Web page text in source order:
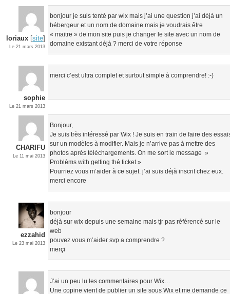
loriaux [site]
Le 21 mars 2013
bonjour je suis tenté par wix mais j’ai une question j’ai déjà un
hébergeur et un nom de domaine mais je voudrais être
« maitre » de mon site puis je changer le site avec un nom de
domaine existant déjà ? merci de votre réponse
sophie
Le 21 mars 2013
merci c’est ultra complet et surtout simple à comprendre! :-)
CHARIFU
Le 11 mai 2013
Bonjour,
Je suis très intéressé par Wix ! Je suis en train de faire des
sur un modèles à modifier. Mais je n’arrive pas à mettre des
photos après téléchargements. On me sort le message »
Problèms with getting thé ticket »
Pourriez vous m’aider à ce sujet. j’ai suis déjà inscrit chez eux.
merci encore
ezzahid
Le 23 mai 2013
bonjour
déjà sur wix depuis une semaine mais tjr pas référencé sur le
web
pouvez vous m’aider svp a comprendre ?
merçi
J’ai un peu lu les commentaires pour Wix…
Une copine vient de publier un site sous Wix et me demande ce